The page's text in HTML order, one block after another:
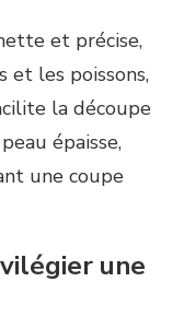
et précise,
et les poissons,
la découpe
épaisse,
une coupe
une